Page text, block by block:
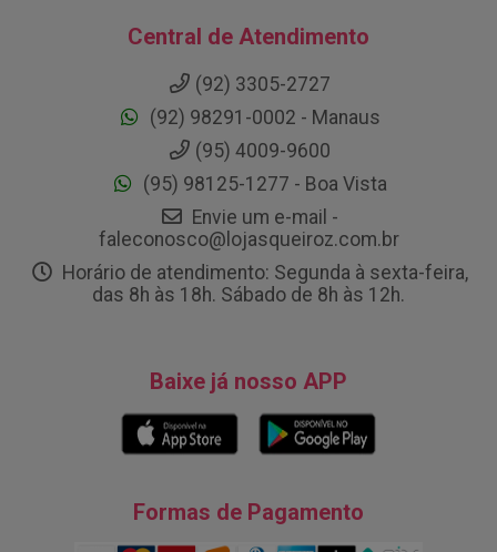
Central de Atendimento
(92) 3305-2727
(92) 98291-0002 - Manaus
(95) 4009-9600
(95) 98125-1277 - Boa Vista
Envie um e-mail -
faleconosco@lojasqueiroz.com.br
Horário de atendimento: Segunda à sexta-feira,
das 8h às 18h. Sábado de 8h às 12h.
Baixe já nosso APP
Formas de Pagamento